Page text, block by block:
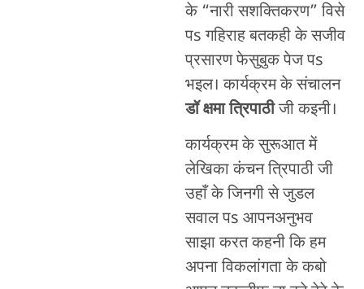
के “नारी सशक्तिकरण” विसे
पs गहिराह बतकही के सजीव
प्रसारण फेसुबुक पेज पs
भइल। कार्यक्रम के संचालन
डॉ क्षमा त्रिपाठीजी कइनी।
कार्यक्रम के सुरूआत में
लेखिका कंचन त्रिपाठी जी
उहाँ के जिनगी से जुडल
सवाल पs आपनअनुभव
साझा करत कहनी कि हम
अपना विकलांगता के कबो